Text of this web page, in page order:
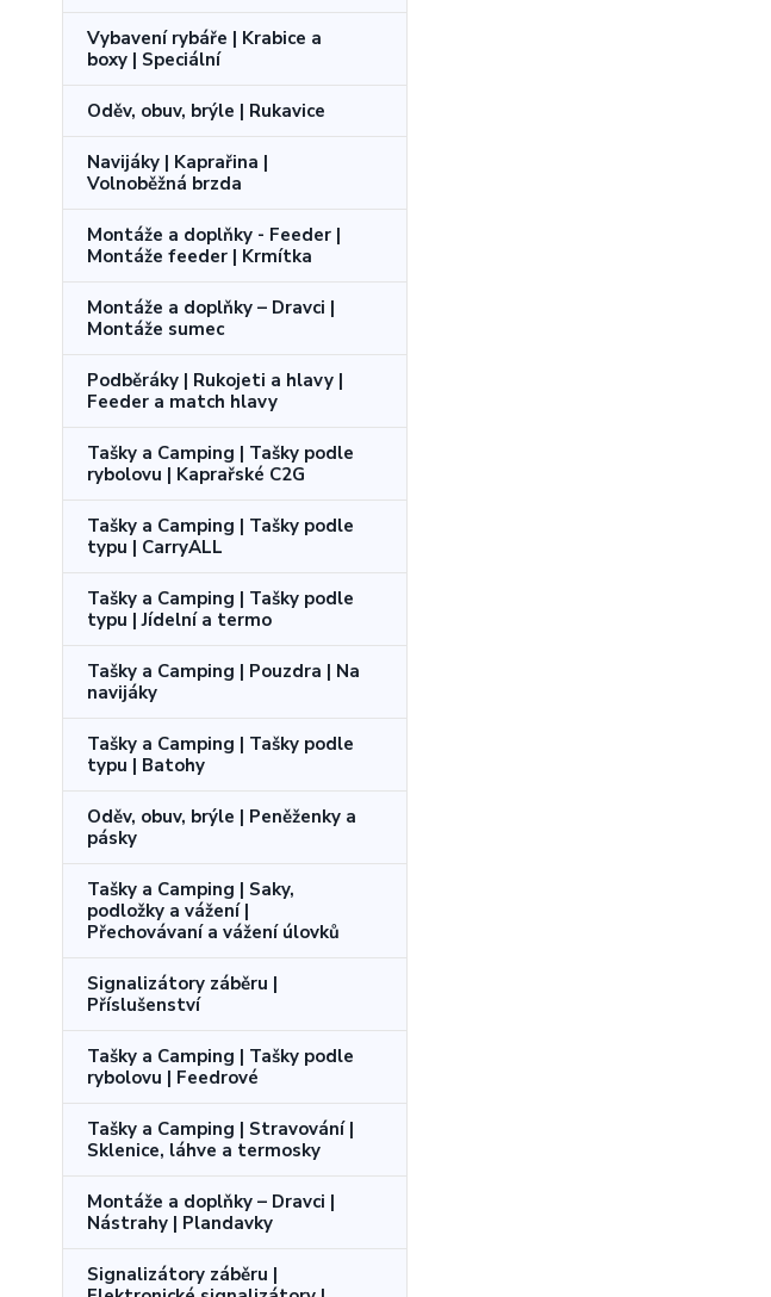
Vybavení rybáře | Krabice a
boxy | Speciální
Oděv, obuv, brýle | Rukavice
Navijáky | Kaprařina |
Volnoběžná brzda
Montáže a doplňky - Feeder |
Montáže feeder | Krmítka
Montáže a doplňky – Dravci |
Montáže sumec
Podběráky | Rukojeti a hlavy |
Feeder a match hlavy
Tašky a Camping | Tašky podle
rybolovu | Kaprařské C2G
Tašky a Camping | Tašky podle
typu | CarryALL
Tašky a Camping | Tašky podle
typu | Jídelní a termo
Tašky a Camping | Pouzdra | Na
navijáky
Tašky a Camping | Tašky podle
typu | Batohy
Oděv, obuv, brýle | Peněženky a
pásky
Tašky a Camping | Saky,
podložky a vážení |
Přechovávaní a vážení úlovků
Signalizátory záběru |
Příslušenství
Tašky a Camping | Tašky podle
rybolovu | Feedrové
Tašky a Camping | Stravování |
Sklenice, láhve a termosky
Montáže a doplňky – Dravci |
Nástrahy | Plandavky
Signalizátory záběru |